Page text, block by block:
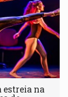
estreia na